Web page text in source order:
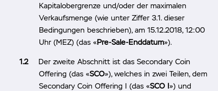
Kapitalobergrenze und/oder der maximalen
Verkaufsmenge (wie unter Ziffer 3.1. dieser
Bedingungen beschrieben), am 15.12.2018, 12:00
Uhr (MEZ) (das «Pre-Sale-Enddatum»).
Der zweite Abschnitt ist das Secondary Coin
Offering (das «SCO»), welches in zwei Teilen, dem
Secondary Coin Offering I (das «SCO I») und